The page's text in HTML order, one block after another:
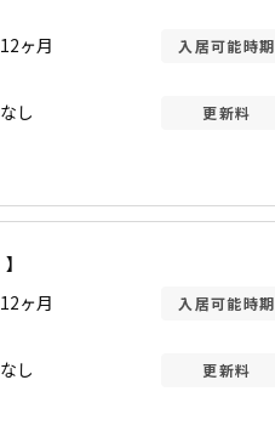
12ヶ月 入居可能時期
なし 更新料
】
12ヶ月 入居可能時期
なし 更新料